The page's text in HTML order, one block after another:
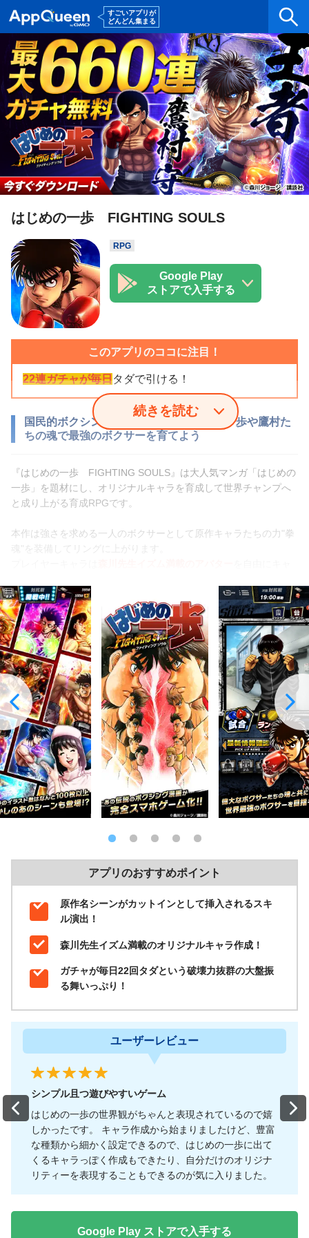
はじめの一歩 FIGHTING SOULS
RPG
Google Play
ストアで入手する
このアプリのココに注目！
22連ガチャが毎日タダで引ける！
国民的ボクシング漫画がスマホRPGに！一歩や鷹村た
ちの魂で最強のボクサーを育てよう
『はじめの一歩 FIGHTING SOULS』は大人気マンガ「はじめの
一歩」を題材にし、オリジナルキャラを育成して世界チャンプへ
と成り上がる育成RPGです。
本作は強さを求める一人のボクサーとして原作キャラたちの力"拳
魂"を装備してリングに上がります。
戦闘はターン制のコマンドバトル形式でデッキに編成した"拳魂"で
原作おなじみの必殺技を発動しながら相手をKOし勝利を目指して
いきます。
必殺技の発動時には原作キャラのカットインが入り、数々の名シ
ーンを楽しみながら「はじめの一歩」と「ボクシング」というも
のを上手くRPGへ落とし込んだバトルになっています！
原作の流れを追体験するシナリオ以外にもGvGといったオンライ
ン対戦コンテンツなども実装しています。
さらに本作はゲーム開始時に33回、毎日22回ガチャがタダで引け
るというのも魅力の一つ。
★5確定チケットももらえたりもあるのでゲーム開始してからイン
フレ的に強くなれるのは爽快！
チャンピオンへの道に立ちふさがる強敵たちを一歩たちと共にKO
続きを読む
アプリのおすすめポイント
原作名シーンがカットインとして挿入されるスキ
ル演出！
森川先生イズム満載のオリジナルキャラ作成！
ガチャが毎日22回タダという破壊力抜群の大盤振
る舞いっぷり！
と表現されているので嬉
始まりましたけど、豊富
で、はじめの一歩に出て
り、自分だけのオリジナ
るのが気に入りました。
内容盛りだくさんで楽しいです！
全体を通して簡単に遊べるゲー
手とかゲームをしない人でも楽
は原作のファンなのでリリース
に待っていたので遊べるように
た。
Previous Next
Google Play ストアで入手する